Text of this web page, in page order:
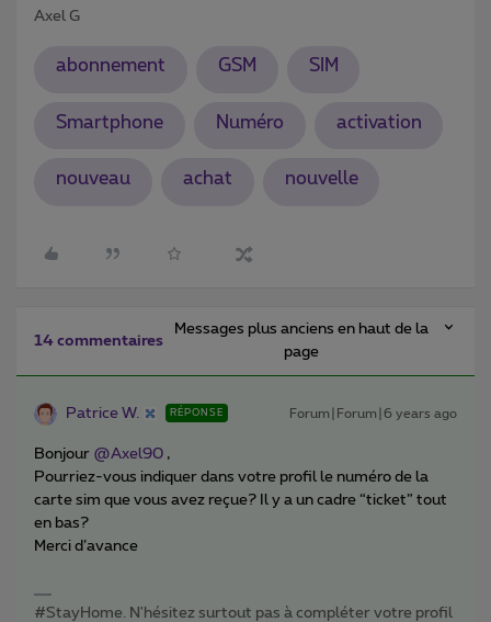
Axel G
abonnement GSM SIM
Smartphone Numéro activation
nouveau achat nouvelle
14 commentaires
Messages plus anciens en haut de la
page
Patrice W. RÉPONSE Forum|Forum|6 years ago
Bonjour @Axel90 ,
Pourriez-vous indiquer dans votre profil le numéro de la
carte sim que vous avez reçue? Il y a un cadre “ticket” tout
en bas?
Merci d’avance
#StayHome. N'hésitez surtout pas à compléter votre profil